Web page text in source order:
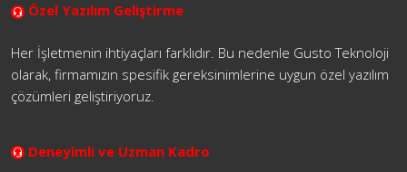
Özel Yazılım Geliştirme
Her İşletmenin ihtiyaçları farklıdır. Bu nedenle Gusto Teknoloji
olarak, firmamızın spesifik gereksinimlerine uygun özel yazılım
çözümleri geliştiriyoruz.
Deneyimli ve Uzman Kadro